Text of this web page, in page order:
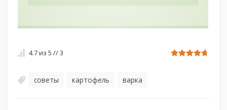
4.7из5 //3
советы картофель варка